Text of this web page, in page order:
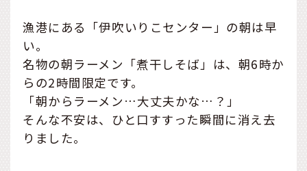
漁港にある「伊吹いりこセンター」の朝は早
い。
名物の朝ラーメン「煮干しそば」は、朝6時か
らの2時間限定です。
「朝からラーメン…大丈夫かな…？」
そんな不安は、ひと口すすった瞬間に消え去
りました。